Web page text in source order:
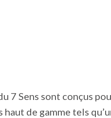
7 Sens sont conçus
haut de gamme tels